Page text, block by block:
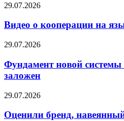
29.07.2026
Видео о кооперации на
29.07.2026
Фундамент новой
заложен
29.07.2026
Оценили бренд,